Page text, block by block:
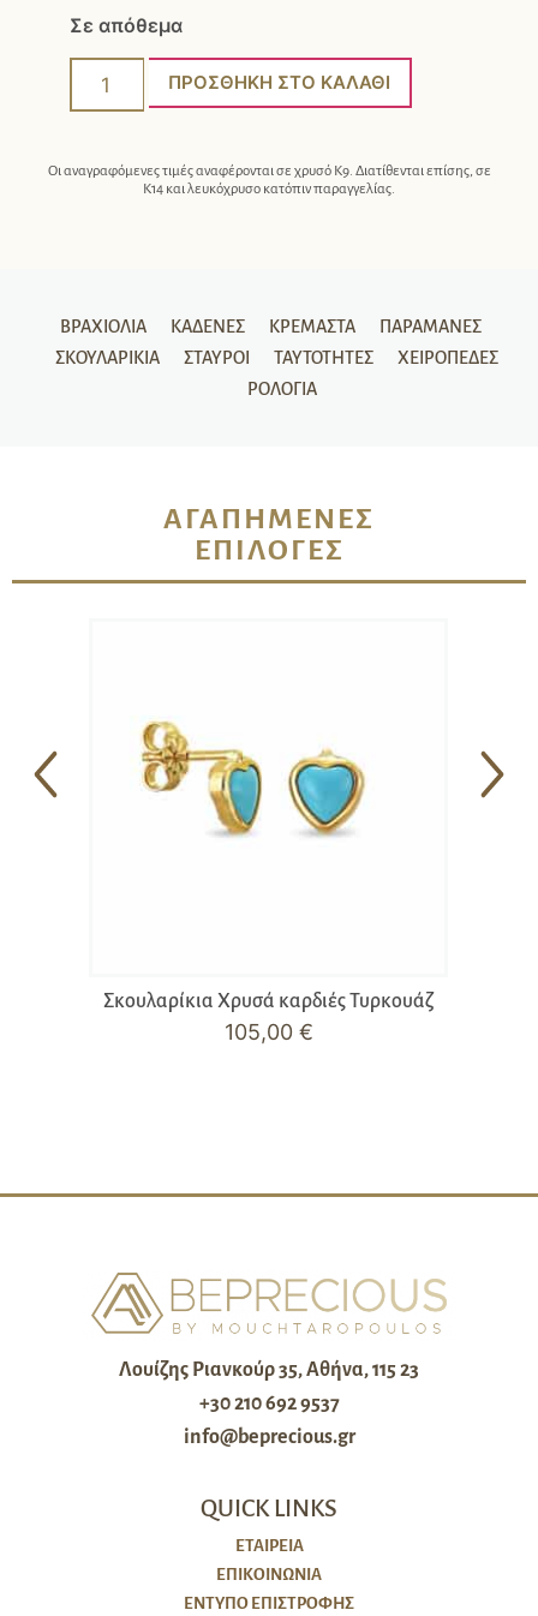
Σε απόθεμα
ΠΡΟΣΘΉΚΗ ΣΤΟ ΚΑΛΆΘΙ
Οι αναγραφόμενες τιμές αναφέρονται σε χρυσό Κ9. Διατίθενται επίσης, σε
Κ14 και λευκόχρυσο κατόπιν παραγγελίας.
ΒΡΑΧΙΌΛΙΑ ΚΑΔΈΝΕΣ ΚΡΕΜΑΣΤΆ
ΠΑΡΑΜΆΝΕΣ
ΣΚΟΥΛΑΡΊΚΙΑ
ΣΤΑΥΡΟΊ ΤΑΥΤΌΤΗΤΕΣ
ΧΕΙΡΟΠΈΔΕΣ
ΡΟΛΌΓΙΑ
ΑΓΑΠΗΜΈΝΕΣ
ΕΠΙΛΟΓΈΣ
Σκουλαρίκια Χρυσά καρδιές Τυρκουάζ
105,00 €
Λουίζης Ριανκούρ 35, Αθήνα, 115 23
+30 210 692 9537
info@beprecious.gr
QUICK LINKS
ΕΤΑΙΡΕΙΑ
ΕΠΙΚΟΙΝΩΝΙΑ
ΈΝΤΥΠΟ ΕΠΙΣΤΡΟΦΉΣ